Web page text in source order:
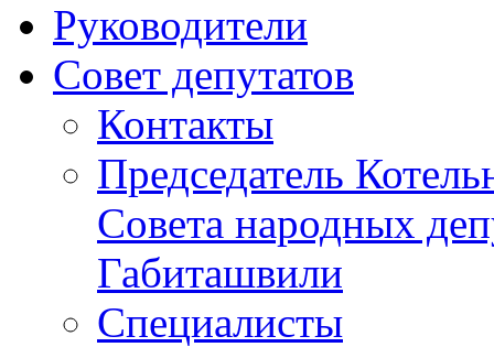
Руководители
Совет депутатов
Контакты
Председатель
Совета народных
Габиташвили
Специалисты